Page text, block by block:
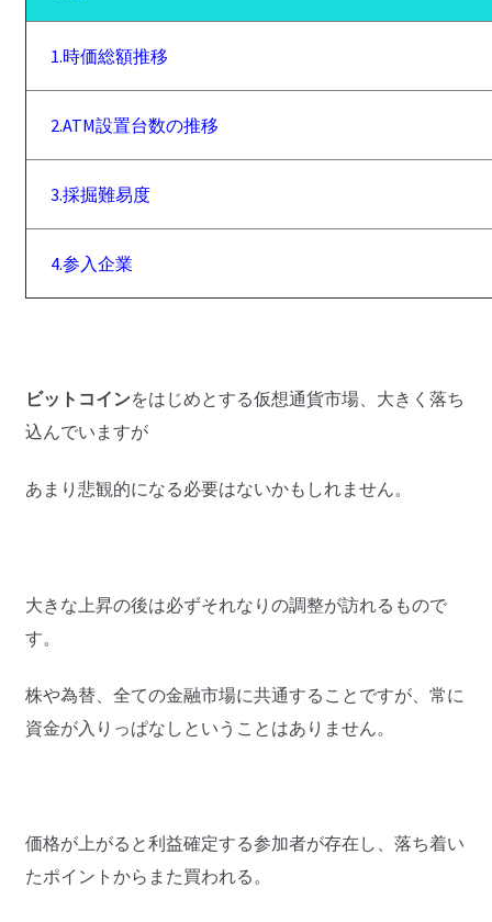
1.時価総額推移
2.ATM設置台数の推移
3.採掘難易度
4.参入企業
ビットコインをはじめとする仮想通貨市場、大きく落ち
込んでいますが
あまり悲観的になる必要はないかもしれません。
大きな上昇の後は必ずそれなりの調整が訪れるもので
す。
株や為替、全ての金融市場に共通することですが、常に
資金が入りっぱなしということはありません。
価格が上がると利益確定する参加者が存在し、落ち着い
たポイントからまた買われる。